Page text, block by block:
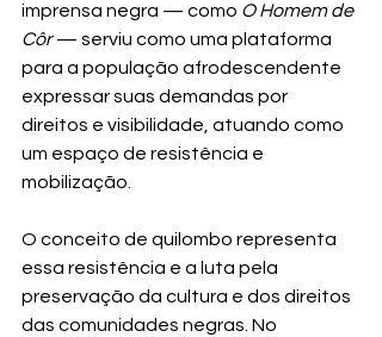
imprensa negra — como O Homem de
Côr — serviu como uma plataforma
para a população afrodescendente
expressar suas demandas por
direitos e visibilidade, atuando como
um espaço de resistência e
mobilização.
O conceito de quilombo representa
essa resistência e a luta pela
preservação da cultura e dos direitos
das comunidades negras. No